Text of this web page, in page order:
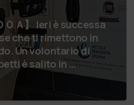
successa
che ti rimettono in
di
Fondazione Gobetti è salito in …